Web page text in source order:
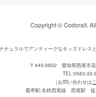
Copyright © Codorait.
チュラルでアンティークなキッズドレスと
〒445-0852 愛知県西尾市
TEL:0563-
（お問い合わせは
最寄駅:名鉄西尾線 西尾駅 徒